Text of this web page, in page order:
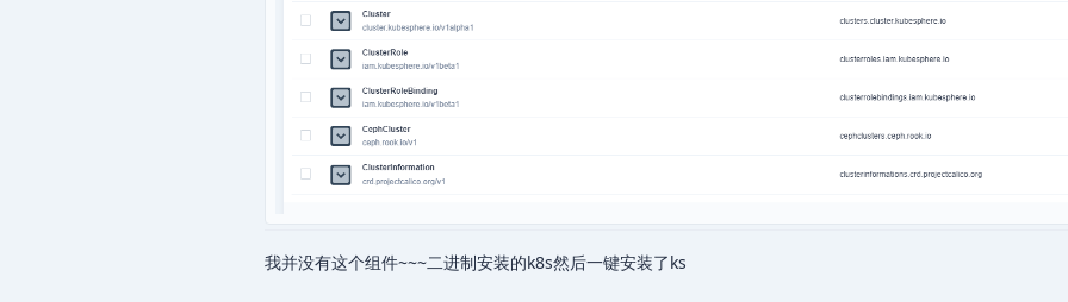
我并没有这个组件~~~二进制安装的k8s然后一键安装了ks